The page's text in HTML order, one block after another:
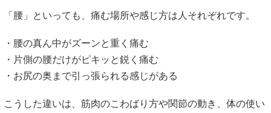
「腰」といっても、痛む場所や感じ方は人それぞれです。
・腰の真ん中がズーンと重く痛む
・片側の腰だけがピキッと鋭く痛む
・お尻の奥まで引っ張られる感じがある
こうした違いは、筋肉のこわばり方や関節の動き、体の使い